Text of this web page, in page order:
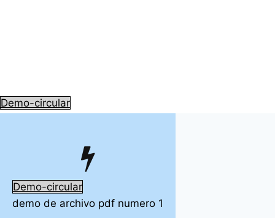
Demo-circular
Demo-circular
demo de archivo pdf numero 1